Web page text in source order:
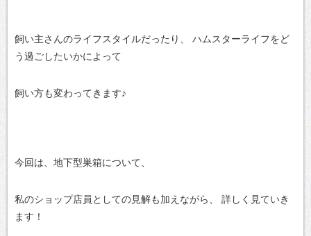
飼い主さんのライフスタイルだったり、
ハムスターライフをど
う過ごしたいかによって
飼い方も変わってきます♪
今回は、地下型巣箱について、
私のショップ店員としての見解も加えながら、
詳しく見ていき
ます！